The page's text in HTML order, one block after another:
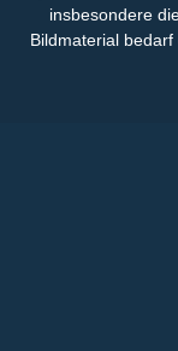
insbesondere
Bildmaterial